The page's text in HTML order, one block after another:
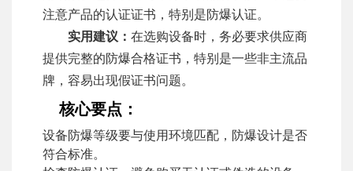
注意产品的认证证书，特别是防爆认证。
实用建议： 在选购设备时，务必要求供应商
提供完整的防爆合格证书，特别是一些非主流品
牌，容易出现假证书问题。
核心要点：
设备防爆等级要与使用环境匹配，防爆设计是否
符合标准。